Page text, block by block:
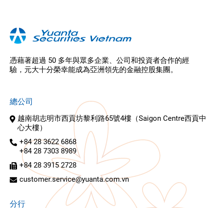
憑藉著超過 50 多年與眾多企業、公司和投資者合作的經
驗，元大十分榮幸能成為亞洲領先的金融控股集團。
總公司
越南胡志明市西貢坊黎利路65號4樓（Saigon Centre西貢中
心大樓）
+84 28 3622 6868
+84 28 7303 8989
+84 28 3915 2728
customer.service@yuanta.com.vn
分行